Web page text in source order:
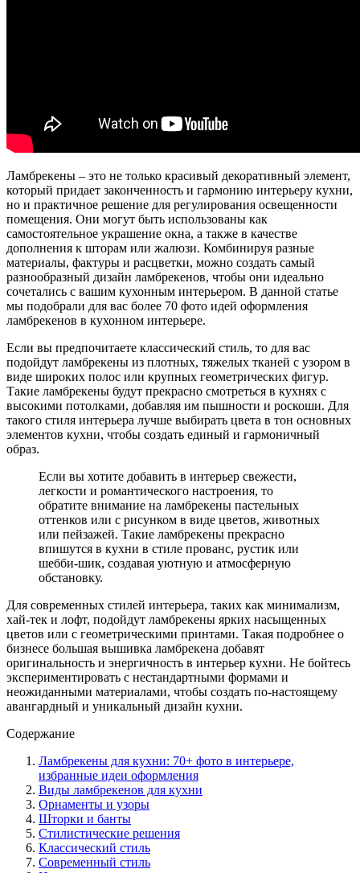
Ламбрекены – это не только красивый декоративный элемент,
который придает законченность и гармонию интерьеру кухни,
но и практичное решение для регулирования освещенности
помещения. Они могут быть использованы как
самостоятельное украшение окна, а также в качестве
дополнения к шторам или жалюзи. Комбинируя разные
материалы, фактуры и расцветки, можно создать самый
разнообразный дизайн ламбрекенов, чтобы они идеально
сочетались с вашим кухонным интерьером. В данной статье
мы подобрали для вас более 70 фото идей оформления
ламбрекенов в кухонном интерьере.
Если вы предпочитаете классический стиль, то для вас
подойдут ламбрекены из плотных, тяжелых тканей с узором в
виде широких полос или крупных геометрических фигур.
Такие ламбрекены будут прекрасно смотреться в кухнях с
высокими потолками, добавляя им пышности и роскоши. Для
такого стиля интерьера лучше выбирать цвета в тон основных
элементов кухни, чтобы создать единый и гармоничный
образ.
Если вы хотите добавить в интерьер свежести,
легкости и романтического настроения, то
обратите внимание на ламбрекены пастельных
оттенков или с рисунком в виде цветов, животных
или пейзажей. Такие ламбрекены прекрасно
впишутся в кухни в стиле прованс, рустик или
шебби-шик, создавая уютную и атмосферную
обстановку.
Для современных стилей интерьера, таких как минимализм,
хай-тек и лофт, подойдут ламбрекены ярких насыщенных
цветов или с геометрическими принтами. Такая подробнее о
бизнесе большая вышивка ламбрекена добавят
оригинальность и энергичность в интерьер кухни. Не бойтесь
экспериментировать с нестандартными формами и
неожиданными материалами, чтобы создать по-настоящему
авангардный и уникальный дизайн кухни.
Содержание
Ламбрекены для кухни: 70+ фото в интерьере,
избранные идеи оформления
Виды ламбрекенов для кухни
Орнаменты и узоры
Шторки и банты
Стилистические решения
Классический стиль
Современный стиль